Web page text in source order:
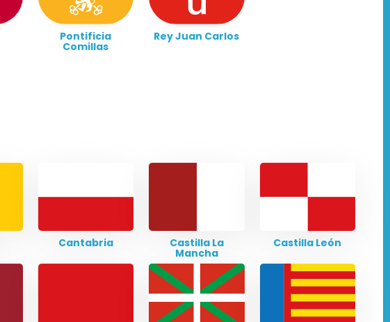
Pontificia
Comillas
Rey Juan Carlos
Cantabria Castilla La
Mancha
Castilla León